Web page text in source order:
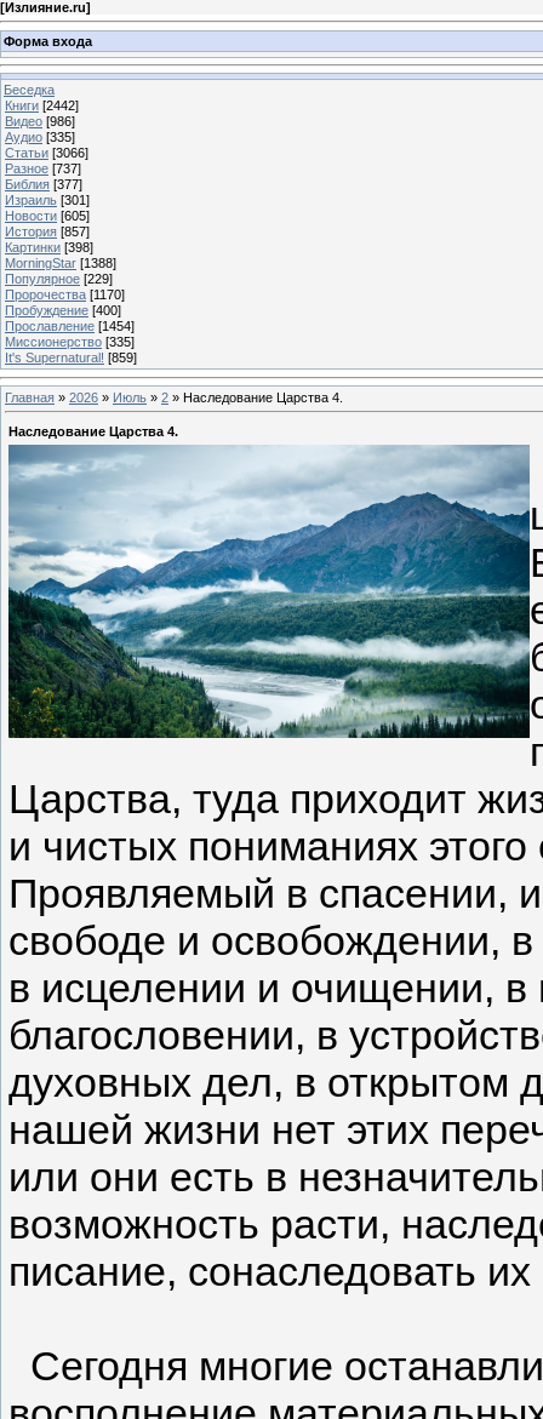
[Излияние.ru]
Форма входа
Беседка
Книги [2442]
Видео [986]
Аудио [335]
Статьи [3066]
Разное [737]
Библия [377]
Израиль [301]
Новости [605]
История [857]
Картинки [398]
MorningStar [1388]
Популярное [229]
Пророчества [1170]
Пробуждение [400]
Прославление [1454]
Миссионерство [335]
It's Supernatural! [859]
Главная » 2026 » Июль » 2 » Наследование Царства 4.
Наследование Царства 4.
Царства, туда приходит
и чистых пониманиях
Проявляемый в спасении,
свободе и освобождении,
в исцелении и очищении,
благословении, в
духовных дел, в открытом
нашей жизни нет этих
или они есть в
возможность расти,
писание, сонаследовать
Сегодня многие